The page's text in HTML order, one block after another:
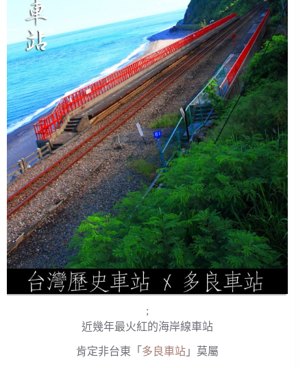
;
近幾年最火紅的海岸線車站
肯定非台東「 多良車站 」莫屬